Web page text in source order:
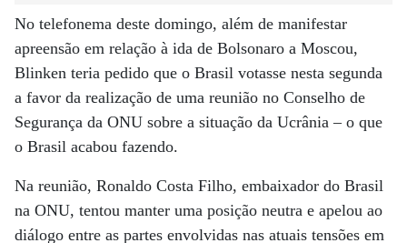
No telefonema deste domingo, além de manifestar
apreensão em relação à ida de Bolsonaro a Moscou,
Blinken teria pedido que o Brasil votasse nesta segunda
a favor da realização de uma reunião no Conselho de
Segurança da ONU sobre a situação da Ucrânia – o que
o Brasil acabou fazendo.
Na reunião, Ronaldo Costa Filho, embaixador do Brasil
na ONU, tentou manter uma posição neutra e apelou ao
diálogo entre as partes envolvidas nas atuais tensões em